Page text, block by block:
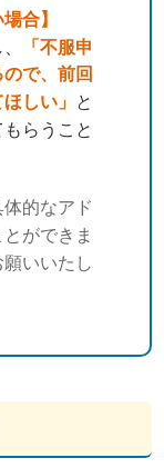
合】
「不服申
で、前回
しい」 と
らうこと
的なアド
ができま
いいたし